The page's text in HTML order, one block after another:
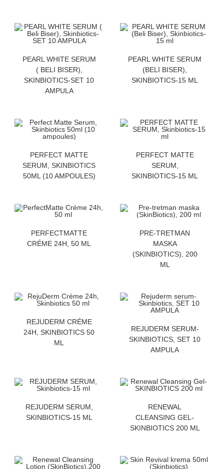
PEARL WHITE SERUM
( BELI BISER),
SKINBIOTICS-SET 10
AMPULA
PEARL WHITE SERUM
(BELI BISER),
SKINBIOTICS-15 ML
PERFECT MATTE
SERUM, SKINBIOTICS
50ML (10 AMPOULES)
PERFECT MATTE
SERUM,
SKINBIOTICS-15 ML
PERFECTMATTE
CRÉME 24H, 50 ML
PRE-TRETMAN
MASKA
(SKINBIOTICS), 200
ML
ZATRAZITE CENU
REJUDERM CRÉME
24H, SKINBIOTICS 50
ML
REJUDERM SERUM-
SKINBIOTICS, SET 10
AMPULA
REJUDERM SERUM,
SKINBIOTICS-15 ML
RENEWAL
CLEANSING GEL-
SKINBIOTICS 200 ML